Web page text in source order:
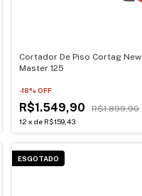
Cortador De Piso Cortag New
Master 125
-18% OFF
R$1.549,90 R$1.899,90
12 xde R$159,43
ESGOTADO